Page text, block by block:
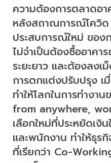
ความต้องการตลาดอา
หลังสถาณการณ์โควิ
ประสบการณ์ใหม่ ของ
ไม่จำเป็นต้องซื้ออาคา
ระยะยาว และต้องลงเ
การตกแต่งปรับปรุง เ
ทำให้โลกในการทำงา
from anywhere,
เลือกใหม่ที่ประหยัดเงิ
และพนักงาน ทำให้ธุร
ที่เรียกว่า Co-